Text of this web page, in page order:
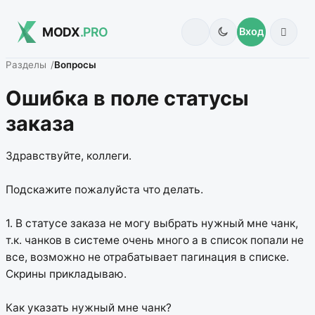
MODX.PRO Вход
Разделы Вопросы
Ошибка в поле статусы
заказа
Здравствуйте, коллеги.
Подскажите пожалуйста что делать.
1. В статусе заказа не могу выбрать нужный мне чанк,
т.к. чанков в системе очень много а в список попали не
все, возможно не отрабатывает пагинация в списке.
Скрины прикладываю.
Как указать нужный мне чанк?